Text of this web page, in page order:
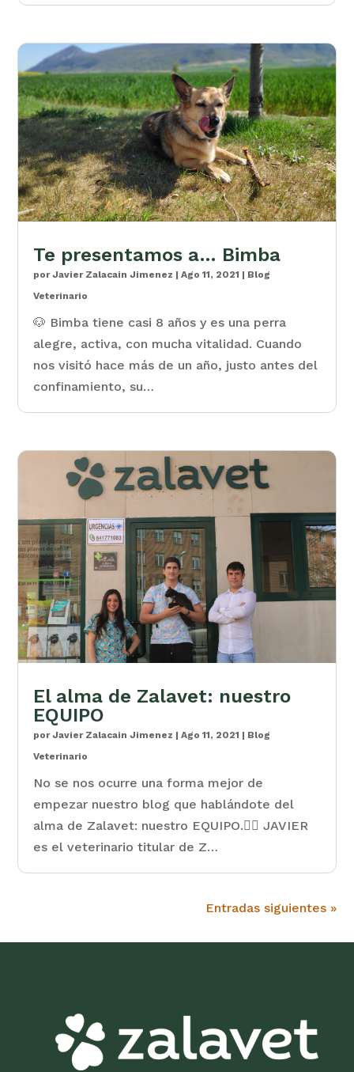
Te presentamos a… Bimba
porJavier Zalacain Jimenez |Ago 11, 2021 | Blog
Veterinario
🐶 Bimba tiene casi 8 años y es una perra
alegre, activa, con mucha vitalidad. Cuando
nos visitó hace más de un año, justo antes del
confinamiento, su…
El alma de Zalavet: nuestro
EQUIPO
porJavier Zalacain Jimenez |Ago 11, 2021 | Blog
Veterinario
No se nos ocurre una forma mejor de
empezar nuestro blog que hablándote del
alma de Zalavet: nuestro EQUIPO.👨‍⚕️ JAVIER
es el veterinario titular de Z…
Entradas siguientes »